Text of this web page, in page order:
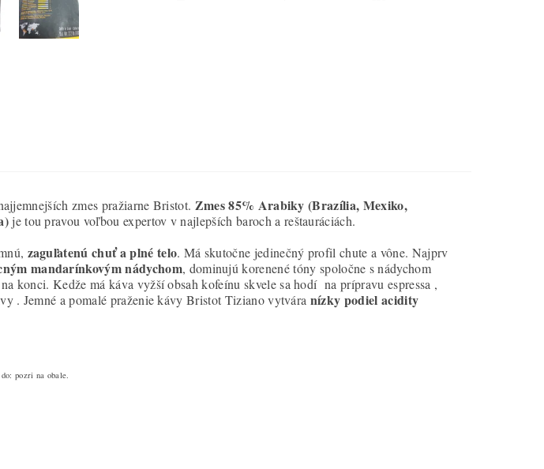
zmes pražiarne Bristot. Zmes 85% Arabiky (Brazília, Mexiko,
je tou pravou voľbou expertov v najlepších baroch a reštauráciách.
zaguľatenú chuť a plné telo. Má skutočne jedinečný profil chute a vône. Najprv
mandarínkovým nádychom, dominujú korenené tóny spoločne s nádychom
konci. Kedže má káva vyžší obsah kofeínu skvele sa hodí na prípravu espressa ,
. Jemné a pomalé praženie kávy Bristot Tiziano vytvára nízky podiel acidity
pozri na obale.